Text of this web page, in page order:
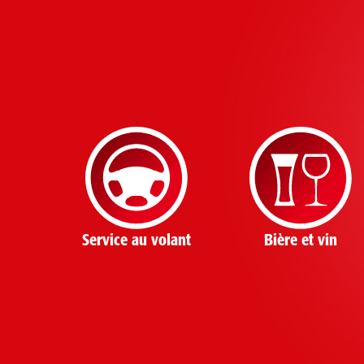
Service au volant Bière et vin